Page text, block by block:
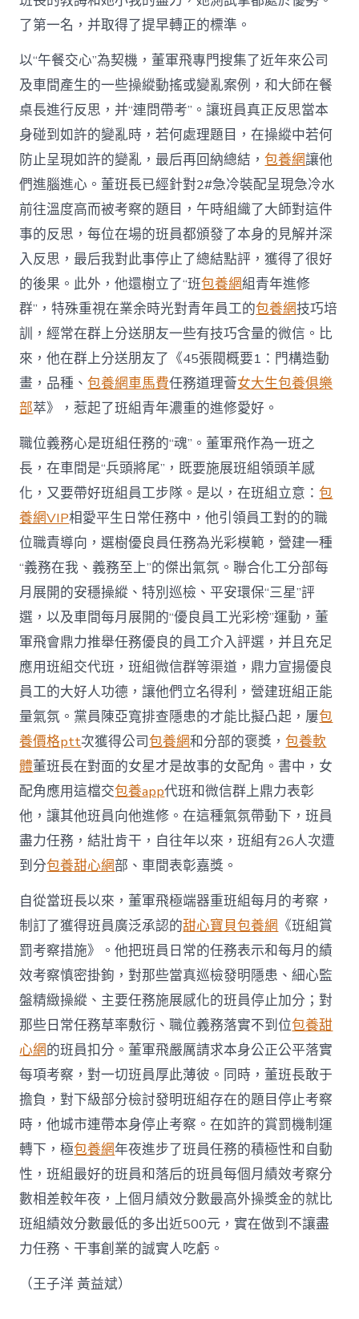
了第一名，并取得了提早轉正的標準。
以“午餐交心”為契機，董軍飛專門搜集了近年來公司
及車間產生的一些操縱動搖或變亂案例，和大師在餐
桌長進行反思，并“連問帶考”。讓班員真正反思當本
身碰到如許的變亂時，若何處理題目，在操縱中若何
防止呈現如許的變亂，最后再回納總結，包養網讓他
們進腦進心。董班長已經針對2#急冷裝配呈現急冷水
前往溫度高而被考察的題目，午時組織了大師對這件
事的反思，每位在場的班員都頒發了本身的見解并深
入反思，最后我對此事停止了總結點評，獲得了很好
的後果。此外，他還樹立了“班包養網組青年進修
群”，特殊重視在業余時光對青年員工的包養網技巧培
訓，經常在群上分送朋友一些有技巧含量的微信。比
來，他在群上分送朋友了《45張閥概要1：門構造動
畫，品種、包養網車馬費任務道理薈女大生包養俱樂
部萃》，惹起了班組青年濃重的進修愛好。
職位義務心是班組任務的“魂”。董軍飛作為一班之
長，在車間是“兵頭將尾”，既要施展班組領頭羊感
化，又要帶好班組員工步隊。是以，在班組立意：包
養網VIP相愛平生日常任務中，他引領員工對的的職
位職責導向，選樹優良員任務為光彩模範，營建一種
“義務在我、義務至上”的傑出氣氛。聯合化工分部每
月展開的安穩操縱、特別巡檢、平安環保“三星”評
選，以及車間每月展開的“優良員工光彩榜”運動，董
軍飛會鼎力推舉任務優良的員工介入評選，并且充足
應用班組交代班，班組微信群等渠道，鼎力宣揚優良
員工的大好人功德，讓他們立名得利，營建班組正能
量氣氛。黨員陳亞寬排查隱患的才能比擬凸起，屢包
養價格ptt次獲得公司包養網和分部的褒獎，包養軟
體董班長在對面的女星才是故事的女配角。書中，女
配角應用這檔交包養app代班和微信群上鼎力表彰
他，讓其他班員向他進修。在這種氣氛帶動下，班員
盡力任務，結壯肯干，自往年以來，班組有26人次遭
到分包養甜心網部、車間表彰嘉獎。
自從當班長以來，董軍飛極端器重班組每月的考察，
制訂了獲得班員廣泛承認的甜心寶貝包養網 《班組賞
罰考察措施》。他把班員日常的任務表示和每月的績
效考察慎密掛鉤，對那些當真巡檢發明隱患、細心監
盤精緻操縱、主要任務施展感化的班員停止加分；對
那些日常任務草率敷衍、職位義務落實不到位包養甜
心網的班員扣分。董軍飛嚴厲請求本身公正公平落實
每項考察，對一切班員厚此薄彼。同時，董班長敢于
擔負，對下級部分檢討發明班組存在的題目停止考察
時，他城市連帶本身停止考察。在如許的賞罰機制運
轉下，極包養網年夜進步了班員任務的積極性和自動
性，班組最好的班員和落后的班員每個月績效考察分
數相差較年夜，上個月績效分數最高外操獎金的就比
班組績效分數最低的多出近500元，實在做到不讓盡
力任務、干事創業的誠實人吃虧。
（王子洋 黃益斌）